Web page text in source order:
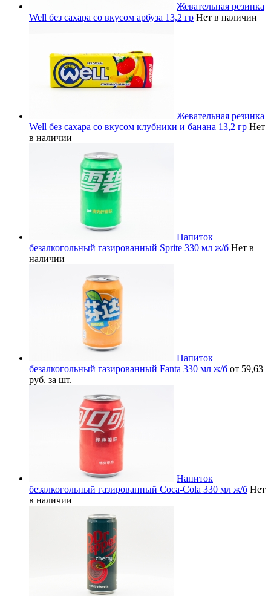
Жевательная резинка
Well без сахара со вкусом арбуза 13,2 гр Нет в наличии
Жевательная резинка
Well без сахара со вкусом клубники и банана 13,2 гр Нет
в наличии
Напиток
безалкогольный газированный Sprite 330 мл ж/б Нет в
наличии
Напиток
безалкогольный газированный Fanta 330 мл ж/б от 59,63
руб. за шт.
Напиток
безалкогольный газированный Coca-Cola 330 мл ж/б Нет
в наличии